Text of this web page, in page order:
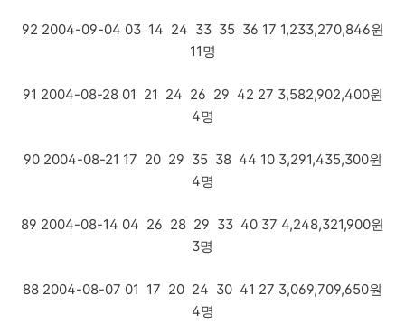
92 2004-09-04 03 14 24 33 35 36 17 1,233,270,846원
11명
91 2004-08-28 01 21 24 26 29 42 27 3,582,902,400원
4명
90 2004-08-21 17 20 29 35 38 44 10 3,291,435,300원
4명
89 2004-08-14 04 26 28 29 33 40 37 4,248,321,900원
3명
88 2004-08-07 01 17 20 24 30 41 27 3,069,709,650원
4명